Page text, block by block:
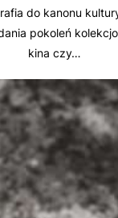
do kanonu
pokoleń
kina czy…